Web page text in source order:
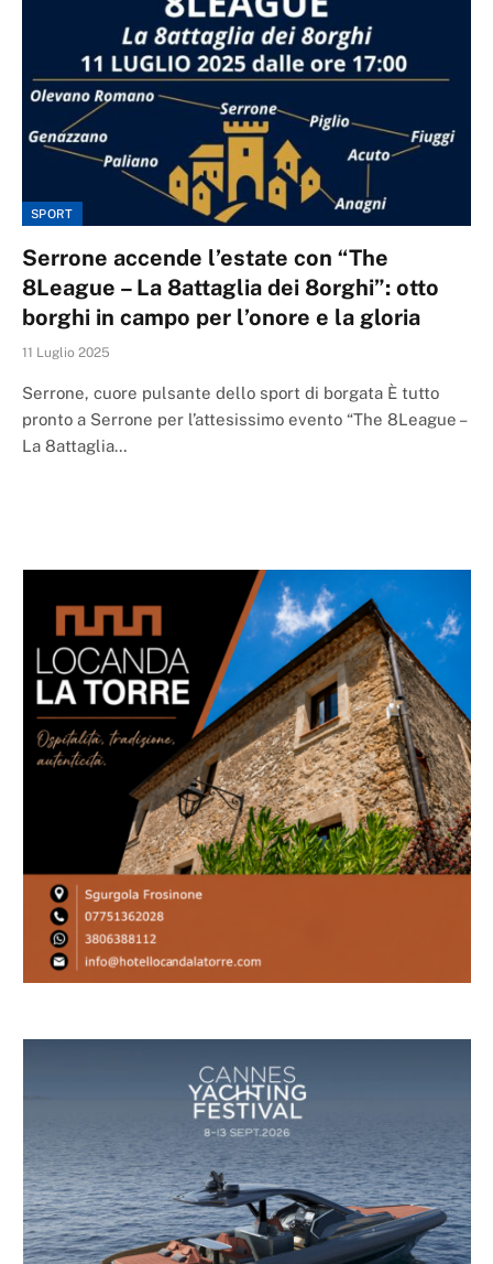
SPORT
Serrone accende l’estate con “The
8League – La 8attaglia dei 8orghi”: otto
borghi in campo per l’onore e la gloria
11 Luglio 2025
Serrone, cuore pulsante dello sport di borgata È tutto
pronto a Serrone per l’attesissimo evento “The 8League –
La 8attaglia…